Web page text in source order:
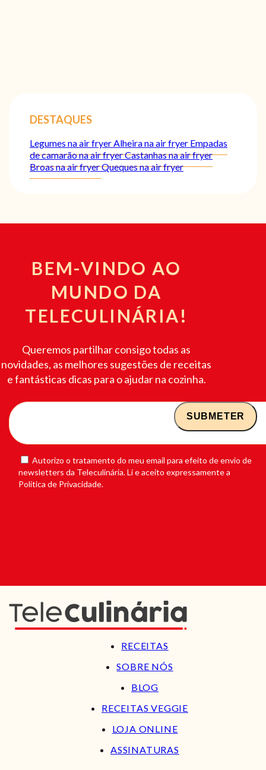
DESTAQUES
Legumes na air fryer Alheira na air fryer Empadas
de camarão na air fryerCastanhas na air fryer
Broas na air fryerQueques na air fryer
BEM-VINDO AO
MUNDO DA
TELECULINÁRIA!
Queremos partilhar consigo todas as
novidades, as melhores sugestões de receitas
e fantásticas dicas para o ajudar na cozinha.
Autorizo o tratamento do meu email para efeito de envio de
newsletters da Teleculinária. Li e aceito expressamente a
Política de Privacidade.
RECEITAS
SOBRE NÓS
BLOG
RECEITAS VEGGIE
LOJA ONLINE
ASSINATURAS